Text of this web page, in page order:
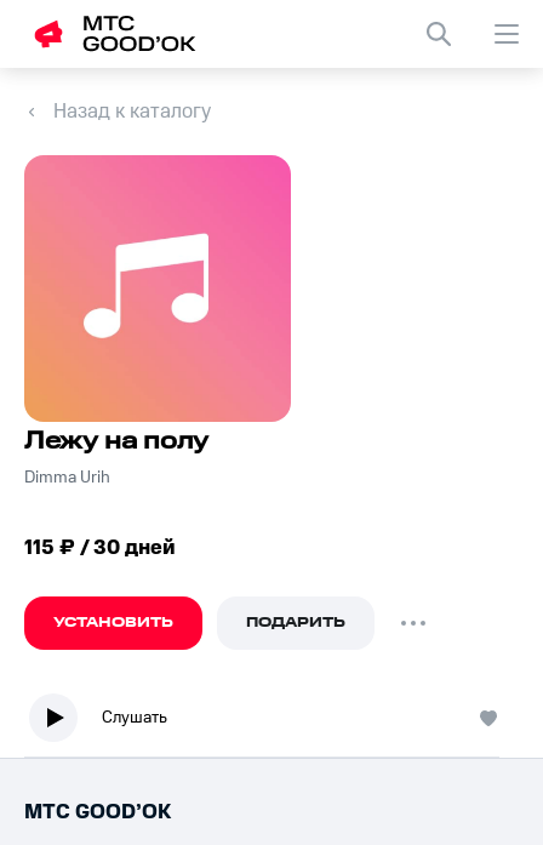
Назад к каталогу
Лежу на полу
Dimma Urih
115 ₽ / 30 дней
УСТАНОВИТЬ ПОДАРИТЬ
Слушать
МТС GOOD’OK